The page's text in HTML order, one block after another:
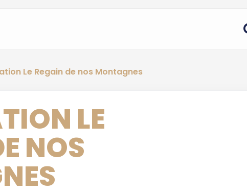
Le Regain de nos Montagnes
LE
NOS